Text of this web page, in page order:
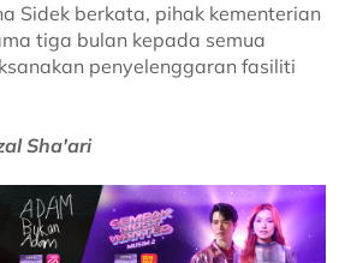
Sidek berkata, pihak kementerian
tiga bulan kepada semua
penyelenggaran fasiliti
Sha'ari